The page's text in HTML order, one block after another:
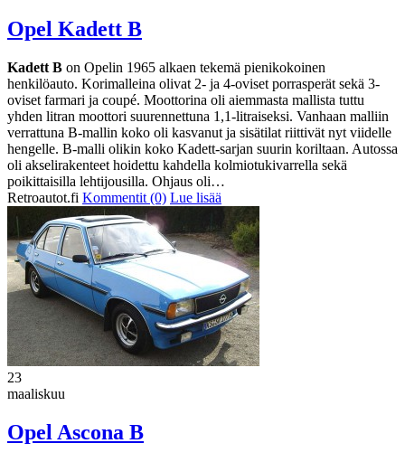
Opel Kadett B
Kadett B on Opelin 1965 alkaen tekemä pienikokoinen
henkilöauto. Korimalleina olivat 2- ja 4-oviset porrasperät sekä 3-
oviset farmari ja coupé. Moottorina oli aiemmasta mallista tuttu
yhden litran moottori suurennettuna 1,1-litraiseksi. Vanhaan malliin
verrattuna B-mallin koko oli kasvanut ja sisätilat riittivät nyt viidelle
hengelle. B-malli olikin koko Kadett-sarjan suurin koriltaan. Autossa
oli akselirakenteet hoidettu kahdella kolmiotukivarrella sekä
poikittaisilla lehtijousilla. Ohjaus oli…
Retroautot.fi Kommentit (0) Lue lisää
23
maaliskuu
Opel Ascona B